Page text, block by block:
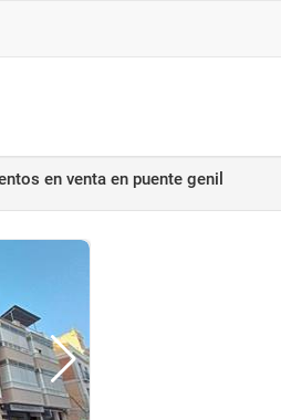
en ventaen puente genil